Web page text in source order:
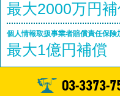
最大2000万円
個人情報取扱事業者賠償責任保険
最大1億円補償
03-3373-